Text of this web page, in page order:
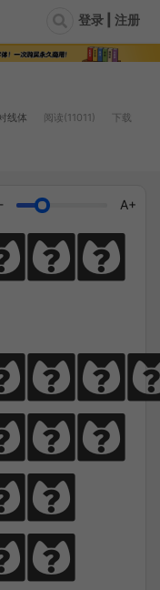
登录 | 注册
线体 阅读(11011)
下载
A+